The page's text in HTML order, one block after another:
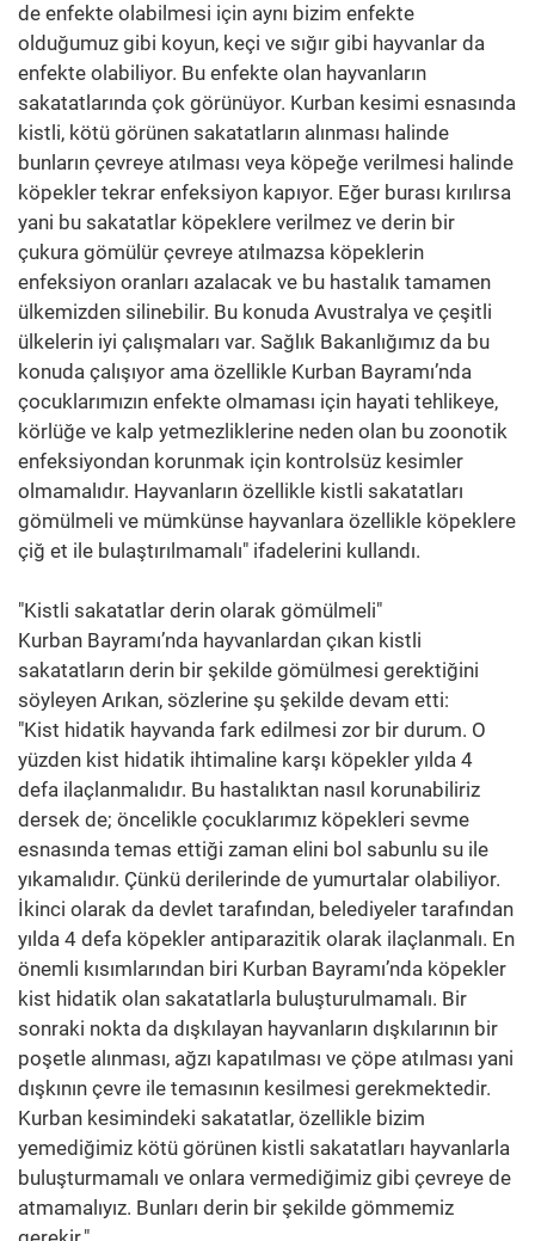
de enfekte olabilmesi için aynı bizim enfekte
olduğumuz gibi koyun, keçi ve sığır gibi hayvanlar da
enfekte olabiliyor. Bu enfekte olan hayvanların
sakatatlarında çok görünüyor. Kurban kesimi esnasında
kistli, kötü görünen sakatatların alınması halinde
bunların çevreye atılması veya köpeğe verilmesi halinde
köpekler tekrar enfeksiyon kapıyor. Eğer burası kırılırsa
yani bu sakatatlar köpeklere verilmez ve derin bir
çukura gömülür çevreye atılmazsa köpeklerin
enfeksiyon oranları azalacak ve bu hastalık tamamen
ülkemizden silinebilir. Bu konuda Avustralya ve çeşitli
ülkelerin iyi çalışmaları var. Sağlık Bakanlığımız da bu
konuda çalışıyor ama özellikle Kurban Bayramı’nda
çocuklarımızın enfekte olmaması için hayati tehlikeye,
körlüğe ve kalp yetmezliklerine neden olan bu zoonotik
enfeksiyondan korunmak için kontrolsüz kesimler
olmamalıdır. Hayvanların özellikle kistli sakatatları
gömülmeli ve mümkünse hayvanlara özellikle köpeklere
çiğ et ile bulaştırılmamalı" ifadelerini kullandı.
"Kistli sakatatlar derin olarak gömülmeli"
Kurban Bayramı’nda hayvanlardan çıkan kistli
sakatatların derin bir şekilde gömülmesi gerektiğini
söyleyen Arıkan, sözlerine şu şekilde devam etti:
"Kist hidatik hayvanda fark edilmesi zor bir durum. O
yüzden kist hidatik ihtimaline karşı köpekler yılda 4
defa ilaçlanmalıdır. Bu hastalıktan nasıl korunabiliriz
dersek de; öncelikle çocuklarımız köpekleri sevme
esnasında temas ettiği zaman elini bol sabunlu su ile
yıkamalıdır. Çünkü derilerinde de yumurtalar olabiliyor.
İkinci olarak da devlet tarafından, belediyeler tarafından
yılda 4 defa köpekler antiparazitik olarak ilaçlanmalı. En
önemli kısımlarından biri Kurban Bayramı’nda köpekler
kist hidatik olan sakatatlarla buluşturulmamalı. Bir
sonraki nokta da dışkılayan hayvanların dışkılarının bir
poşetle alınması, ağzı kapatılması ve çöpe atılması yani
dışkının çevre ile temasının kesilmesi gerekmektedir.
Kurban kesimindeki sakatatlar, özellikle bizim
yemediğimiz kötü görünen kistli sakatatları hayvanlarla
buluşturmamalı ve onlara vermediğimiz gibi çevreye de
atmamalıyız. Bunları derin bir şekilde gömmemiz